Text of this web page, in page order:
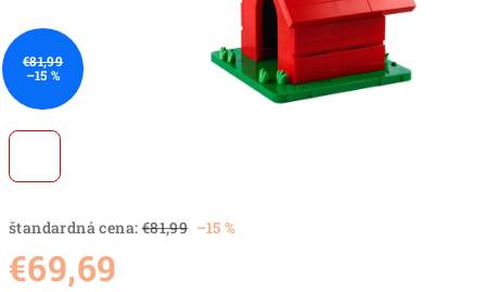
štandardná cena: €81,99 –15 %
€69,69
€81,99
–15 %